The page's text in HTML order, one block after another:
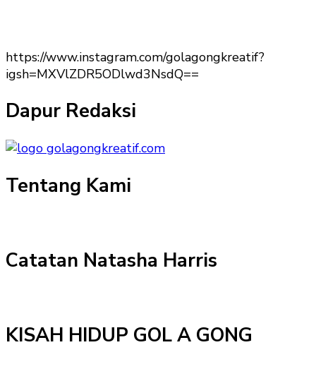
https://www.instagram.com/golagongkreatif?
igsh=MXVlZDR5ODlwd3NsdQ==
Dapur Redaksi
Tentang Kami
Catatan Natasha Harris
KISAH HIDUP GOL A GONG